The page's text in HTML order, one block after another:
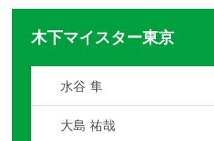
木下マイスター東京
水谷 隼
大島 祐哉